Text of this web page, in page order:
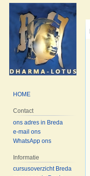
HOME
Contact
ons adres in Breda
e-mail ons
WhatsApp ons
Informatie
cursusoverzicht Breda